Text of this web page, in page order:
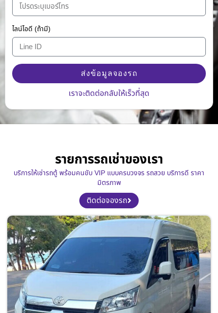
ไลน์ไอดี (ถ้ามี)
ส่งข้อมูลจองรถ
เราจะติดต่อกลับให้เร็วที่สุด
รายการรถเช่าของเรา
บริการให้เช่ารถตู้ พร้อมคนขับ VIP แบบครบวงจร รถสวย บริการดี ราคา
มิตรภาพ
ติดต่อจองรถ